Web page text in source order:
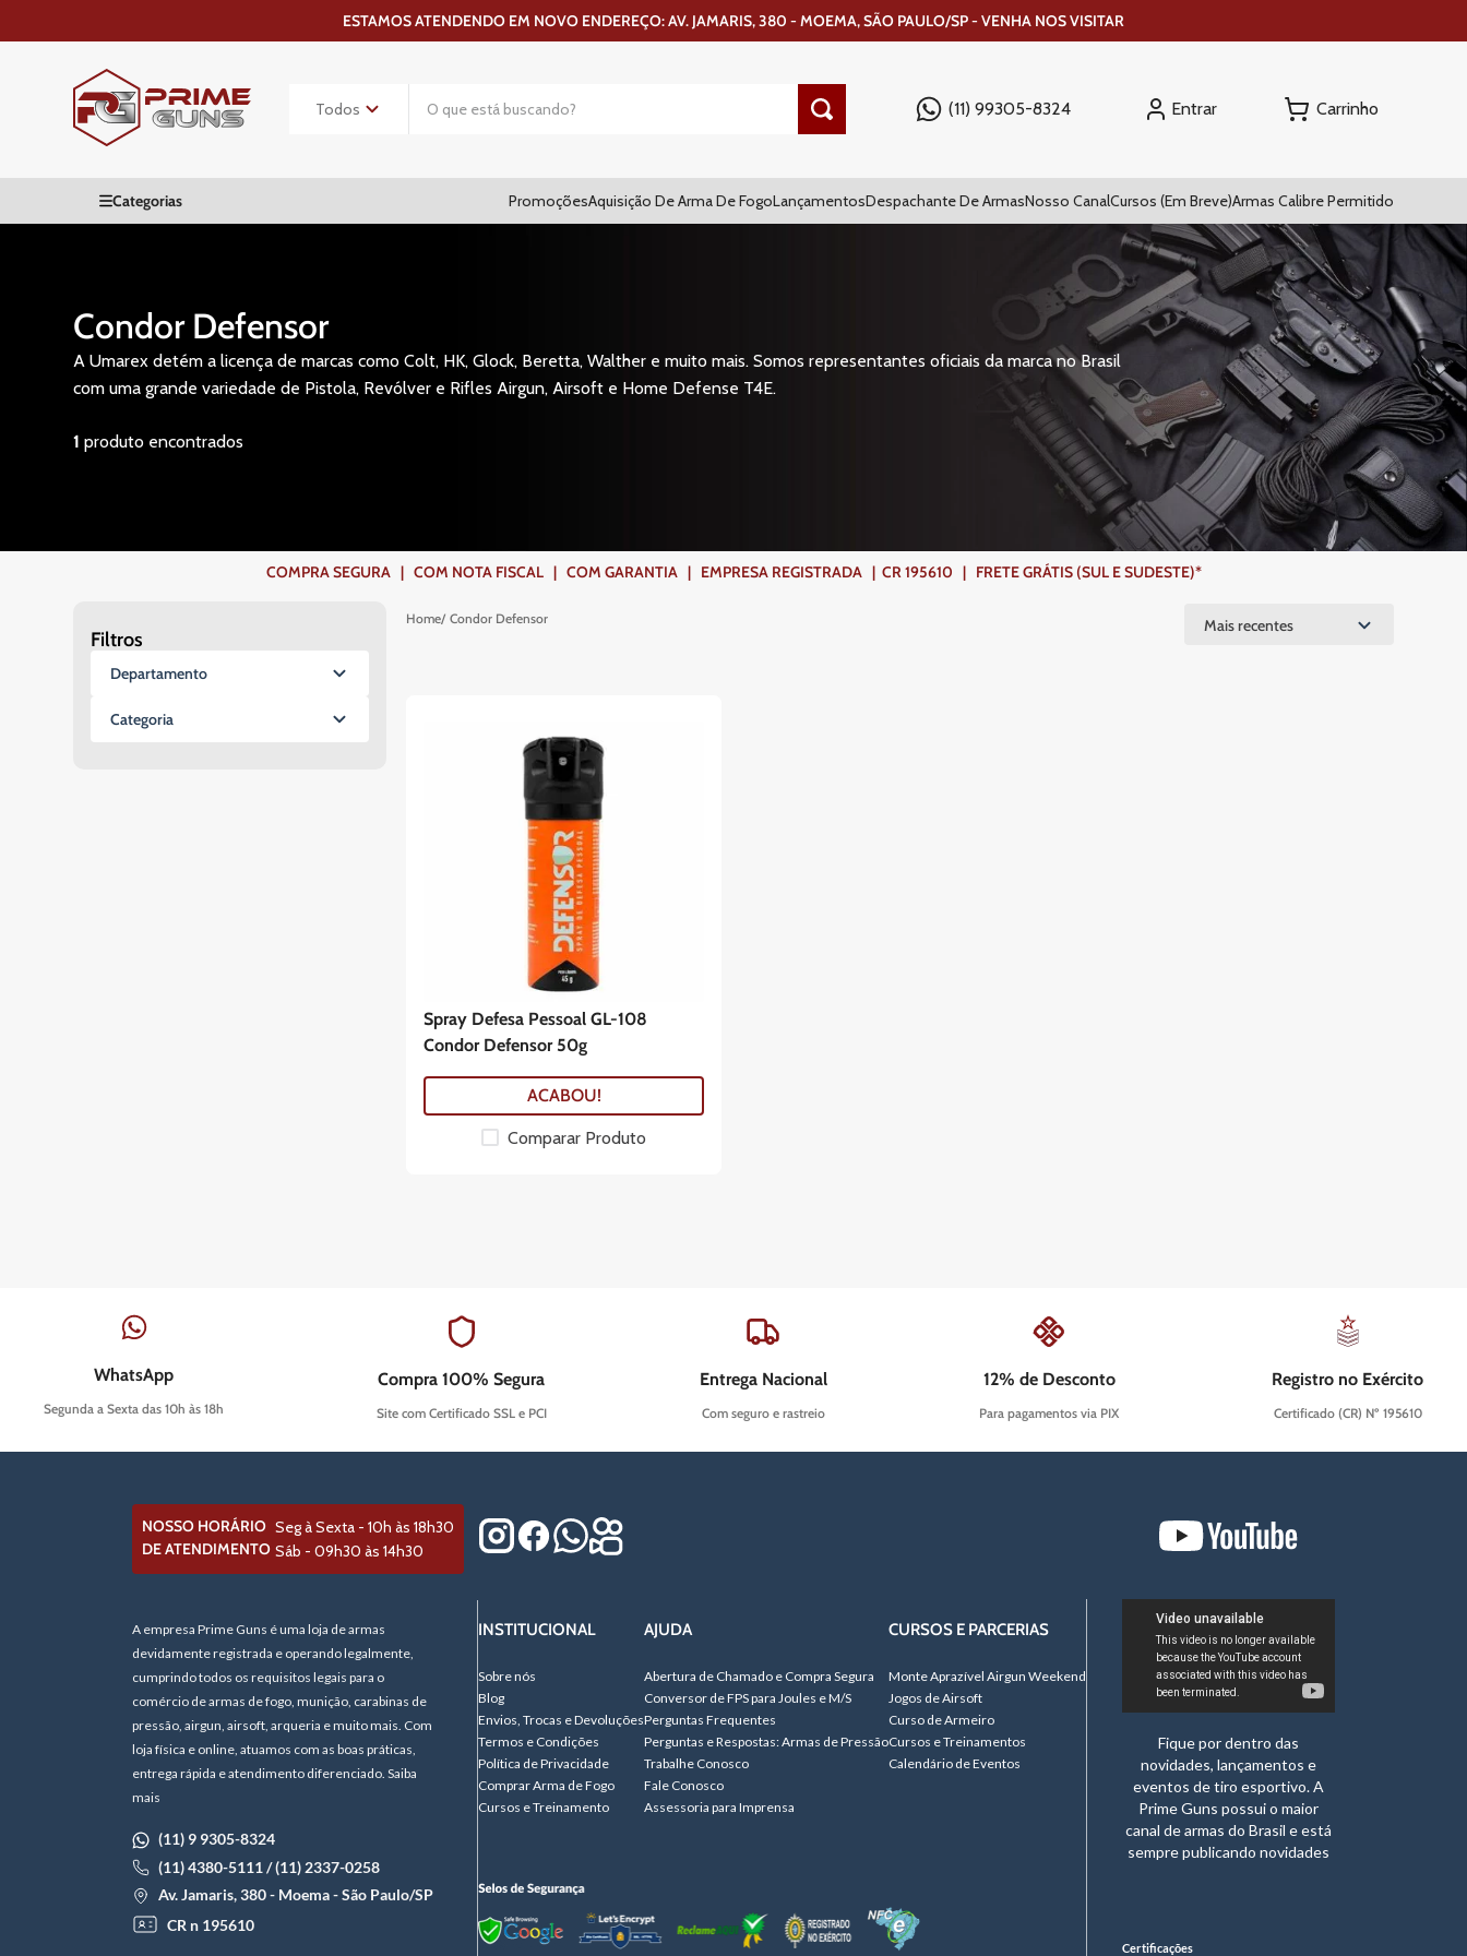
ESTAMOS ATENDENDO EM NOVO ENDEREÇO: AV. JAMARIS, 380 - MOEMA, SÃO PAULO/SP - VENHA NOS VISITAR
(11) 99305-8324 Entrar
PromoçõesAquisição De Arma De FogoLançamentosDespachante De ArmasNosso CanalCursos (Em Breve)Armas Calibre Permitido
Condor Defensor
A Umarex detém a licença de marcas como Colt, HK, Glock, Beretta, Walther e muito mais. Somos representantes oficiais da marca no Brasil
com uma grande variedade de Pistola, Revólver e Rifles Airgun, Airsoft e Home Defense T4E.
1produto
COMPRA SEGURA | COM NOTA FISCAL | COM GARANTIA | EMPRESA REGISTRADA | CR 195610 | FRETE GRÁTIS (SUL E SUDESTE)*
Filtros
Departamento
Defesa Pessoal
Categoria
Condor Defensor Mais recentes
Spray Defesa Pessoal GL-108
Condor Defensor 50g
ACABOU!
Comparar Produto
WhatsApp
Segunda a Sexta das 10h às 18h
Compra 100% Segura
Site com Certificado SSL e PCI
Entrega Nacional
Com seguro e rastreio
12% de Desconto
Para pagamentos via PIX
Registro no Exército
Certificado (CR) Nº 195610
NOSSO HORÁRIO
DE ATENDIMENTO
Seg à Sexta - 10h às 18h30
Sáb - 09h30 às 14h30
A empresa Prime Guns é uma loja de armas
devidamente registrada e operando legalmente,
cumprindo todos os requisitos legais para o
comércio de armas de fogo, munição, carabinas de
pressão, airgun, airsoft, arqueria e muito mais. Com
loja física e online, atuamos com as boas práticas,
entrega rápida e atendimento diferenciado. Saiba
mais
(11) 9 9305-8324
(11) 4380-5111 / (11) 2337-0258
Av. Jamaris, 380 - Moema - São Paulo/SP
CR n 195610
INSTITUCIONAL
Sobre nós
Blog
Envios, Trocas e Devoluções
Termos e Condições
Política de Privacidade
Comprar Arma de Fogo
Cursos e Treinamento
AJUDA
Abertura de Chamado e Compra Segura
Conversor de FPS para Joules e M/S
Perguntas Frequentes
Perguntas e Respostas: Armas de Pressão
Trabalhe Conosco
Fale Conosco
Assessoria para Imprensa
CURSOS E PARCERIAS
Monte Aprazível Airgun Weekend
Jogos de Airsoft
Curso de Armeiro
Cursos e Treinamentos
Calendário de Eventos
Fique por dentro das
novidades, lançamentos e
eventos de tiro esportivo. A
Prime Guns possui o maior
canal de armas do Brasil e está
sempre publicando novidades
Certificações